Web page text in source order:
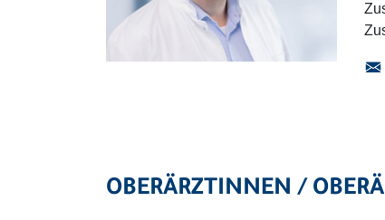
OBERÄRZTINNEN /